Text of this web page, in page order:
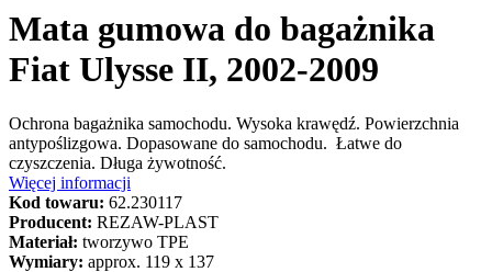
Mata gumowa do bagażnika
Fiat Ulysse II, 2002-2009
Ochrona bagażnika samochodu. Wysoka krawędź. Powierzchnia
antypoślizgowa. Dopasowane do samochodu. Łatwe do
czyszczenia. Długa żywotność.
Więcej informacji
Kod towaru: 62.230117
Producent: REZAW-PLAST
Materiał: tworzywo TPE
Wymiary: approx. 119 x 137